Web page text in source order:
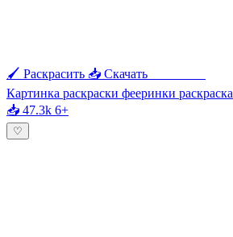
🖌 Раскрасить 📥 Скачать
Картинка раскраски фееринки раскраска
📥 47.3k 6+
♡